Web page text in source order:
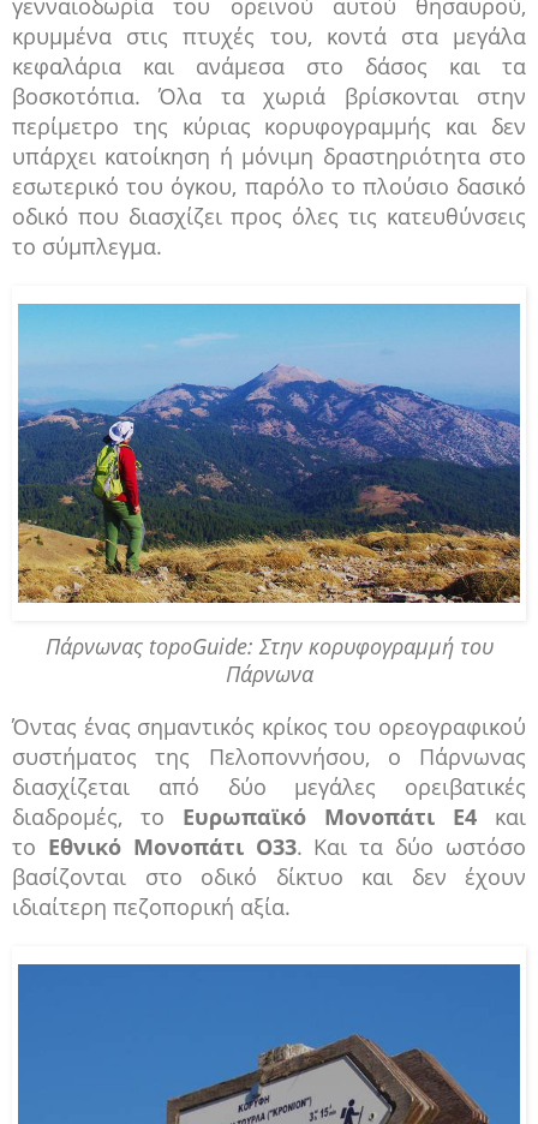
γενναιοδωρία του ορεινού αυτού θησαυρού,
κρυμμένα στις πτυχές του, κοντά στα μεγάλα
κεφαλάρια και ανάμεσα στο δάσος και τα
βοσκοτόπια. Όλα τα χωριά βρίσκονται στην
περίμετρο της κύριας κορυφογραμμής και δεν
υπάρχει κατοίκηση ή μόνιμη δραστηριότητα στο
εσωτερικό του όγκου, παρόλο το πλούσιο δασικό
οδικό που διασχίζει προς όλες τις κατευθύνσεις
το σύμπλεγμα.
Πάρνωνας topoGuide: Στην κορυφογραμμή του
Πάρνωνα
Όντας ένας σημαντικός κρίκος του ορεογραφικού
συστήματος της Πελοποννήσου, ο Πάρνωνας
διασχίζεται από δύο μεγάλες ορειβατικές
διαδρομές, το Ευρωπαϊκό Μονοπάτι Ε4 και
το Εθνικό Μονοπάτι Ο33. Και τα δύο ωστόσο
βασίζονται στο οδικό δίκτυο και δεν έχουν
ιδιαίτερη πεζοπορική αξία.